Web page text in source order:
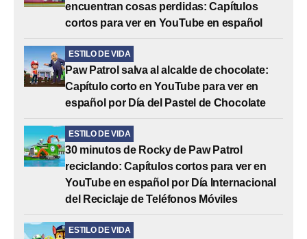
encuentran cosas perdidas: Capítulos
cortos para ver en YouTube en español
ESTILO DE VIDA
Paw Patrol salva al alcalde de chocolate:
Capítulo corto en YouTube para ver en
español por Día del Pastel de Chocolate
ESTILO DE VIDA
30 minutos de Rocky de Paw Patrol
reciclando: Capítulos cortos para ver en
YouTube en español por Día Internacional
del Reciclaje de Teléfonos Móviles
ESTILO DE VIDA